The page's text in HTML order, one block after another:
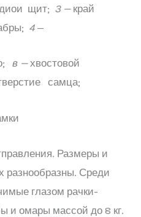
щит; 3 —край
4—
в —хвостовой
самца;
Размеры и
разнообразны. Среди
глазом рачки-
и омары массой до 8 кг.